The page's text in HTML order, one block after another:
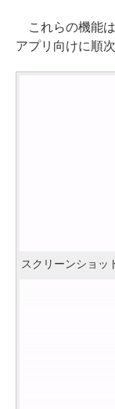
これらの機能
アプリ向けに順
スクリーンショッ